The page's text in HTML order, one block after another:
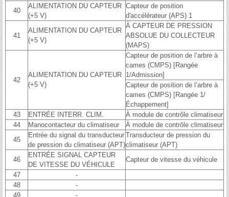
40
ALIMENTATION DU CAPTEUR
(+5 V)
Capteur de position
d'accélérateur (APS) 1
41
ALIMENTATION DU CAPTEUR
(+5 V)
À CAPTEUR DE PRESSION
ABSOLUE DU COLLECTEUR
(MAPS)
42
ALIMENTATION DU CAPTEUR
(+5 V)
Capteur de position de l’arbre à
cames (CMPS) [Rangée
1/Admission]
Capteur de position de l’arbre à
cames (CMPS) [Rangée 1/
Échappement]
43
ENTRÉE INTERR. CLIM.
À module de contrôle climatiseur
44
Manocontacteur du climatiseur
À module de contrôle climatiseur
45
Entrée du signal du transducteur
de pression du climatiseur (APT)
Transducteur de pression du
climatiseur (APT)
46
ENTRÉE SIGNAL CAPTEUR
DE VITESSE DU VÉHICULE
Capteur de vitesse du véhicule
47
-
48
-
49
-